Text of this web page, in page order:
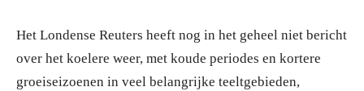
Het Londense Reuters heeft nog in het geheel niet bericht
over het koelere weer, met koude periodes en kortere
groeiseizoenen in veel belangrijke teeltgebieden,